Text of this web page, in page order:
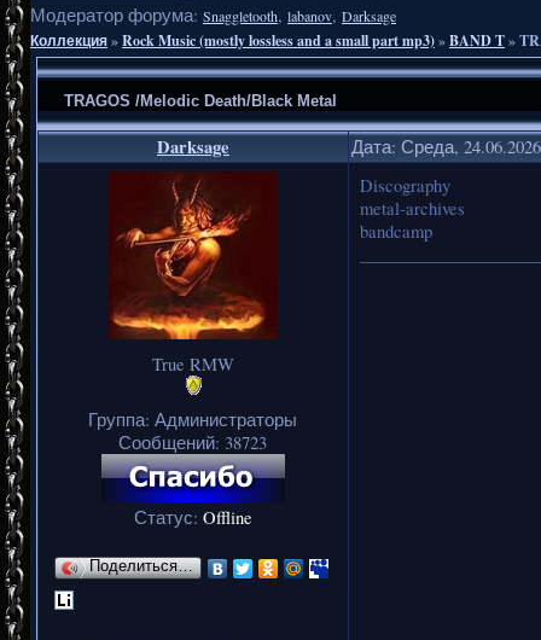
Модератор форума: Snaggletooth, labanov, Darksage
Коллекция»Rock Music (mostly lossless and a small part mp3)»BAND T»
TRAGOS /Melodic Death/Black Metal
Darksage Дата: Среда,
True RMW
Группа: Администраторы
Сообщений: 38723
Статус: Offline
Поделиться…
Discography
metal-archives
bandcamp